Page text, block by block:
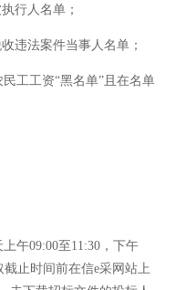
行人名单；
违法案件当事人名单；
工工资“黑名单”且在名单
午09:00至11:30，下午
截止时间前在信e采网站上